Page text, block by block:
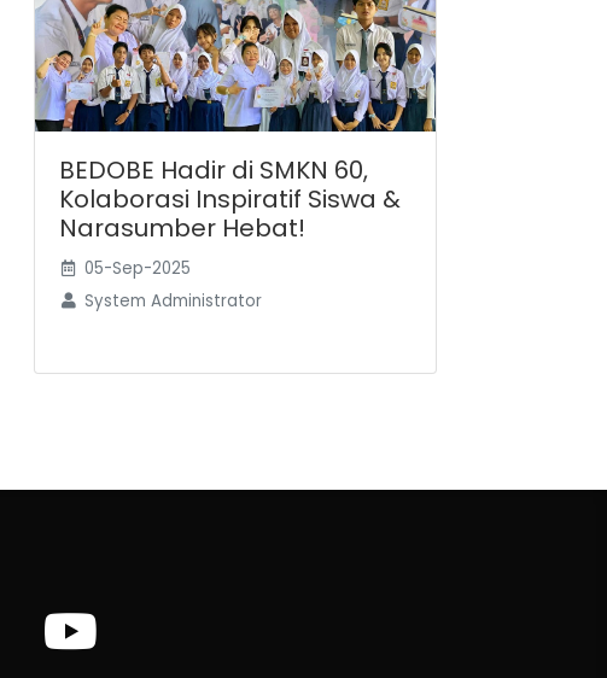
BEDOBE Hadir di SMKN 60,
Kolaborasi Inspiratif Siswa &
Narasumber Hebat!
05-Sep-2025
System Administrator